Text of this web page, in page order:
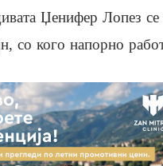
Џенифер Лопез се
со кого напорно